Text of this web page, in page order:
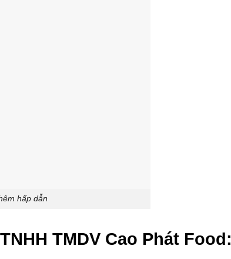
hấp dẫn
TMDV Cao Phát Food: